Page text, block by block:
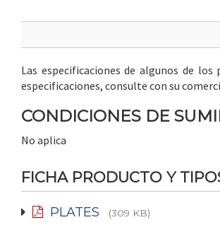
Las especificaciones de algunos de
especificaciones, consulte con su
CONDICIONES DE
No aplica
FICHA PRODUCTO Y
PLATES (309 KB)